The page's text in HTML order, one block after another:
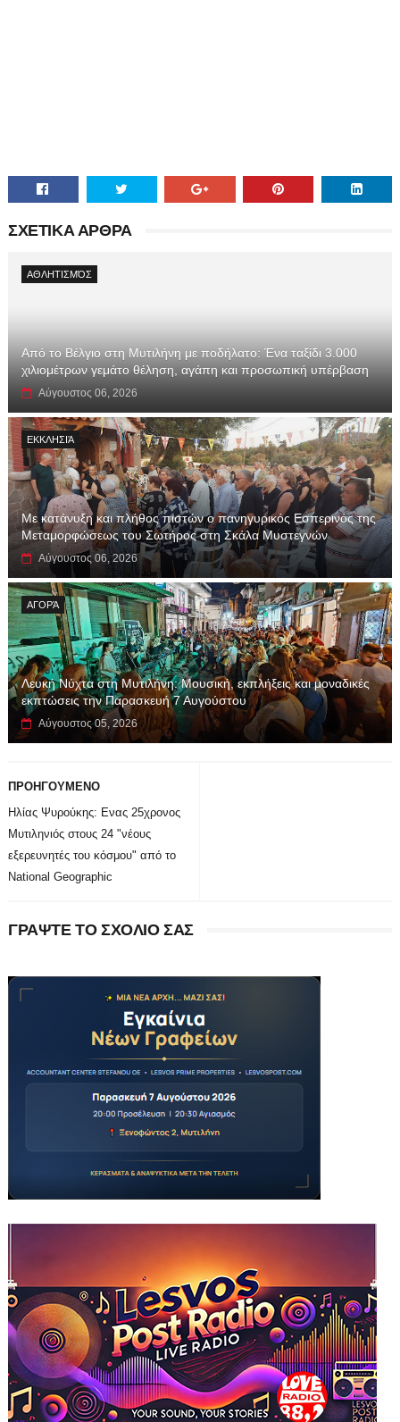
ΣΧΕΤΙΚΑ ΑΡΘΡΑ
ΑΘΛΗΤΙΣΜΌΣ
Από το Βέλγιο στη Μυτιλήνη με ποδήλατο: Ένα ταξίδι 3.000
χιλιομέτρων γεμάτο θέληση, αγάπη και προσωπική υπέρβαση
Αύγουστος 06, 2026
ΕΚΚΛΗΣΙΆ
Με κατάνυξη και πλήθος πιστών ο πανηγυρικός Εσπερινός της
Μεταμορφώσεως του Σωτήρος στη Σκάλα Μυστεγνών
Αύγουστος 06, 2026
ΑΓΟΡΆ
Λευκή Νύχτα στη Μυτιλήνη: Μουσική, εκπλήξεις και μοναδικές
εκπτώσεις την Παρασκευή 7 Αυγούστου
Αύγουστος 05, 2026
ΠΡΟΗΓΟΥΜΕΝΟ
Ηλίας Ψυρούκης: Ενας 25χρονος
Μυτιληνιός στους 24 "νέους
εξερευνητές του κόσμου" από το
National Geographic
ΓΡΑΨΤΕ ΤΟ ΣΧΟΛΙΟ ΣΑΣ